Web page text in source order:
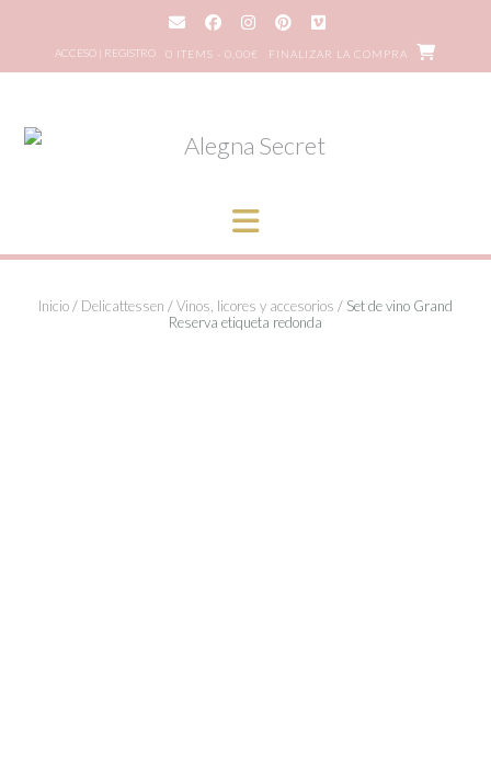
ACCESO | REGISTRO 0 ITEMS - 0,00€ FINALIZAR LA COMPRA
Inicio/ Delicattessen /Vinos, licores y accesorios / Set de vino Grand
Reserva etiqueta redonda